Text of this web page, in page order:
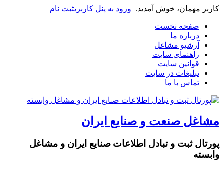
کاربر مهمان، خوش آمدید. ورود به پنل کاربریثبت نام
صفحه نخست
درباره ما
آرشیو مشاغل
راهنمای سایت
قوانین سایت
تبلیغات در سایت
تماس با ما
مشاغل صنعت و صنایع ایران
پورتال ثبت و تبادل اطلاعات صنایع ایران و مشاغل
وابسته